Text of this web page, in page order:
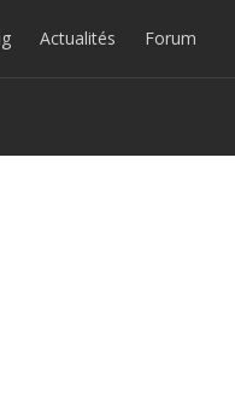
Actualités Forum